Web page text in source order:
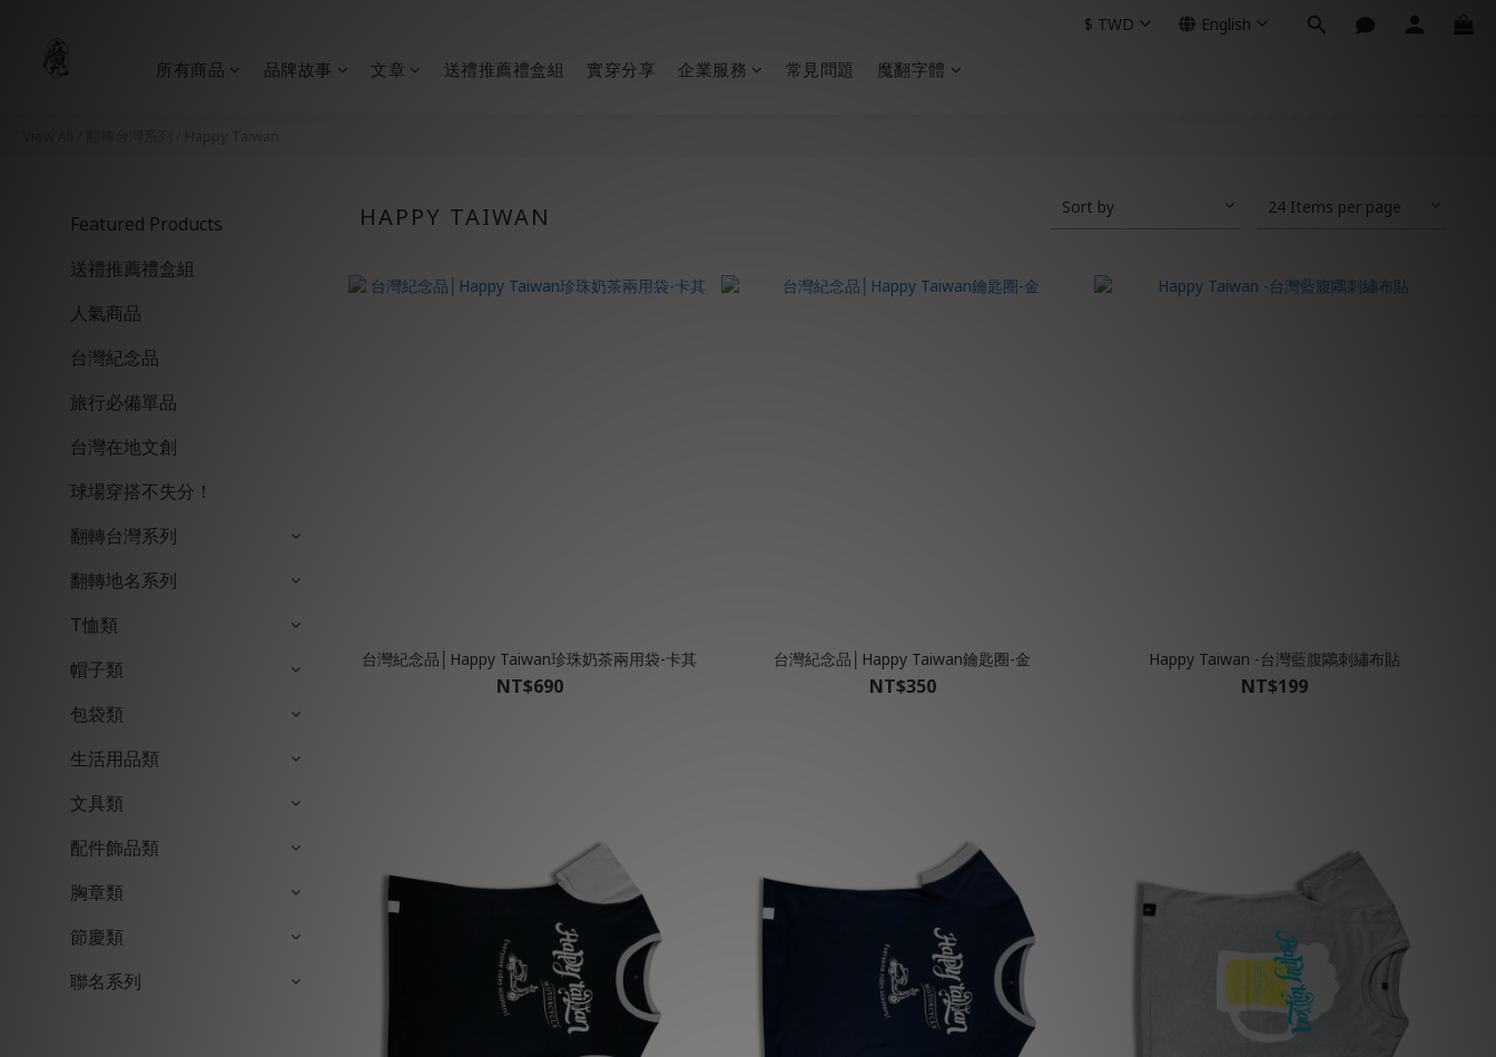
所有商品 品牌故事 文章 送禮推薦禮盒組 實穿分享 企業服務 常見問題 魔翻字體
$ TWD English
Featured Products
送禮推薦禮盒組
人氣商品
台灣紀念品
旅行必備單品
台灣在地文創
球場穿搭不失分！
翻轉台灣系列
翻轉地名系列
T恤類
帽子類
包袋類
生活用品類
文具類
配件飾品類
胸章類
節慶類
聯名系列
HAPPY TAIWAN Sort by 24 Items per page
台灣紀念品│Happy Taiwan珍珠奶茶兩用袋-卡其
NT$690
台灣紀念品│Happy Taiwan鑰匙圈-金
NT$350
Happy Taiwan -台灣藍腹鷴刺繡布貼
NT$199